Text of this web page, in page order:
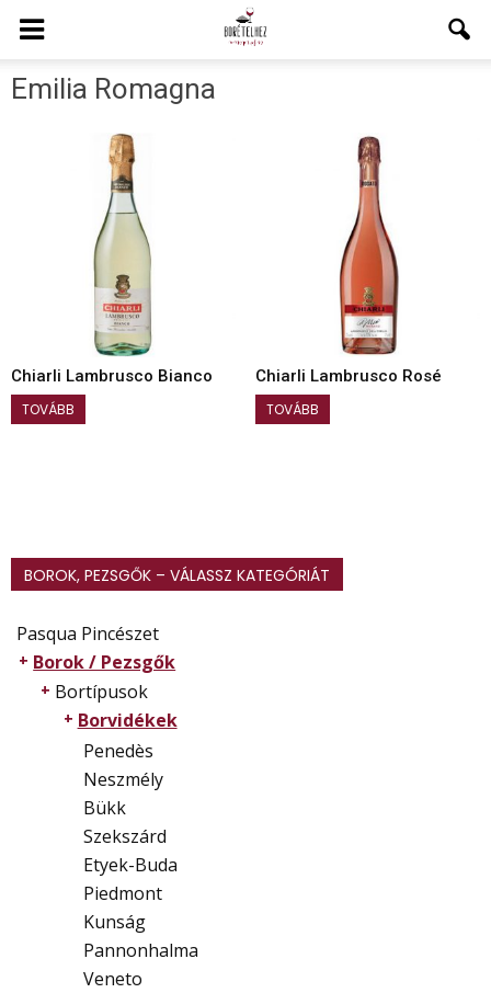
Emilia Romagna
Chiarli Lambrusco Bianco
TOVÁBB
Chiarli Lambrusco Rosé
TOVÁBB
BOROK, PEZSGŐK – VÁLASSZ KATEGÓRIÁT
Pasqua Pincészet
Borok / Pezsgők
Bortípusok
Borvidékek
Penedès
Neszmély
Bükk
Szekszárd
Etyek-Buda
Piedmont
Kunság
Pannonhalma
Veneto